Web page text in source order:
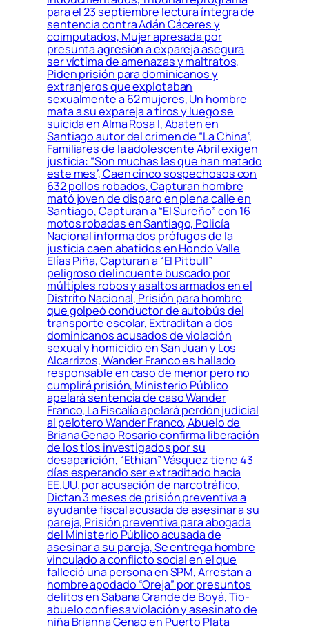
para el 23 septiembre lectura íntegra de
sentencia contra Adán Cáceres y
coimputados, Mujer apresada por
presunta agresión a expareja asegura
ser víctima de amenazas y maltratos,
Piden prisión para dominicanos y
extranjeros que explotaban
sexualmente a 62 mujeres, Un hombre
mata a su expareja a tiros y luego se
suicida en Alma Rosa I, Abaten en
Santiago autor del crimen de “La China”,
Familiares de la adolescente Abril exigen
justicia: “Son muchas las que han matado
este mes”, Caen cinco sospechosos con
632 pollos robados, Capturan hombre
mató joven de disparo en plena calle en
Santiago, Capturan a “El Sureño” con 16
motos robadas en Santiago, Policía
Nacional informa dos prófugos de la
justicia caen abatidos en Hondo Valle
Elías Piña, Capturan a “El Pitbull”
peligroso delincuente buscado por
múltiples robos y asaltos armados en el
Distrito Nacional, Prisión para hombre
que golpeó conductor de autobús del
transporte escolar, Extraditan a dos
dominicanos acusados de violación
sexual y homicidio en San Juan y Los
Alcarrizos, Wander Franco es hallado
responsable en caso de menor pero no
cumplirá prisión, Ministerio Público
apelará sentencia de caso Wander
Franco, La Fiscalía apelará perdón judicial
al pelotero Wander Franco, Abuelo de
Briana Genao Rosario confirma liberación
de los tíos investigados por su
desaparición, “Ethian” Vásquez tiene 43
días esperando ser extraditado hacia
EE.UU. por acusación de narcotráfico,
Dictan 3 meses de prisión preventiva a
ayudante fiscal acusada de asesinar a su
pareja, Prisión preventiva para abogada
del Ministerio Público acusada de
asesinar a su pareja, Se entrega hombre
vinculado a conflicto social en el que
falleció una persona en SPM, Arrestan a
hombre apodado “Oreja” por presuntos
delitos en Sabana Grande de Boyá, Tio-
abuelo confiesa violación y asesinato de
niña Brianna Genao en Puerto Plata